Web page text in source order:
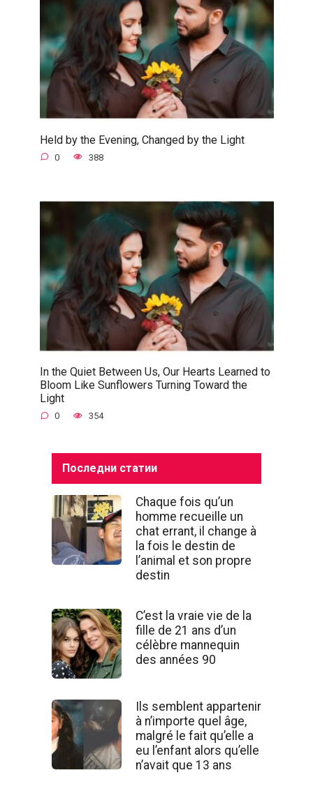
Held by the Evening, Changed by the Light
0 388
In the Quiet Between Us, Our Hearts Learned to
Bloom Like Sunflowers Turning Toward the
Light
0 354
Последни статии
Chaque fois qu’un
homme recueille un
chat errant, il change à
la fois le destin de
l’animal et son propre
destin
C’est la vraie vie de la
fille de 21 ans d’un
célèbre mannequin
des années 90
Ils semblent appartenir
à n’importe quel âge,
malgré le fait qu’elle a
eu l’enfant alors qu’elle
n’avait que 13 ans